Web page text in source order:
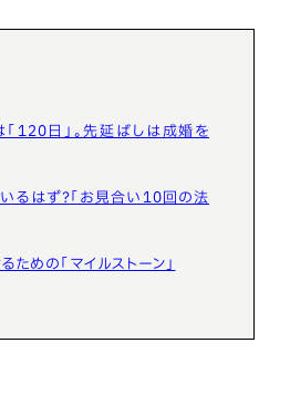
120日」。先延ばしは成婚を
るはず？「お見合い10回の法
ための「マイルストーン」